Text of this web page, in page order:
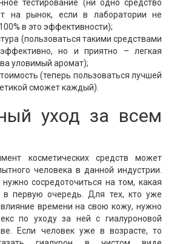
тестирование (ни одно средство
на рынок, если в лаборатории не
в это эффективности);
(пользоваться такими средствами
но и приятно – легкая
уловимый аромат);
(теперь пользоваться лучшей
сможет каждый).
уход за всем
косметических средств может
человека в данной индустрии.
сосредоточиться на том, какая
в первую очередь. Для тех, кто уже
времени на свою кожу, нужно
по уходу за ней с гиалуроновой
Если человек уже в возрасте, то